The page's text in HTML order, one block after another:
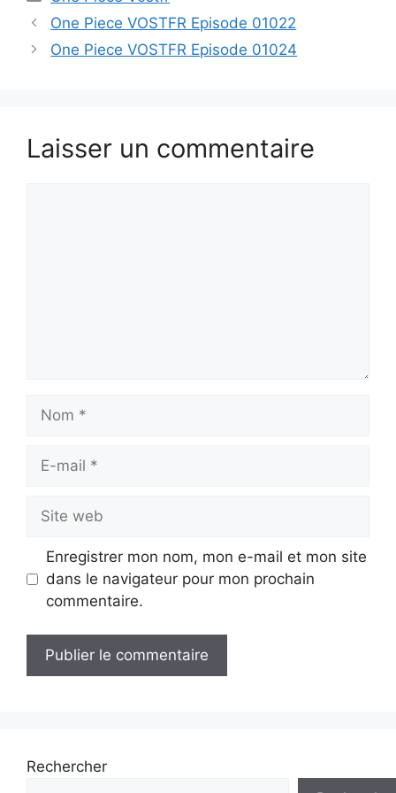
One Piece VOSTFR Episode 01022
One Piece VOSTFR Episode 01024
Laisser un commentaire
mail
web
Enregistrer mon nom, mon e-mail et mon site
dans le navigateur pour mon prochain
commentaire.
Rechercher